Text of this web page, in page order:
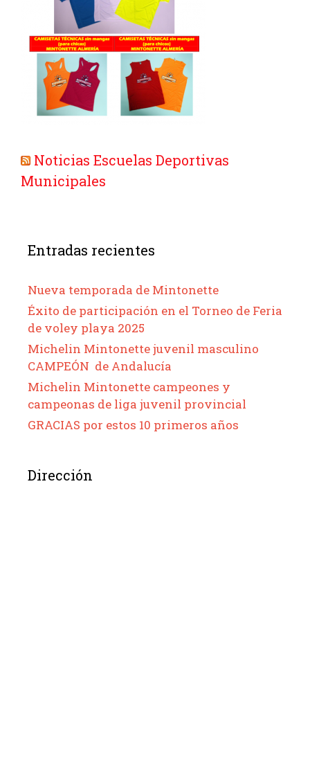
Noticias Escuelas Deportivas
Municipales
Entradas recientes
Nueva temporada de Mintonette
Éxito de participación en el Torneo de Feria
de voley playa 2025
Michelin Mintonette juvenil masculino
CAMPEÓN de Andalucía
Michelin Mintonette campeones y
campeonas de liga juvenil provincial
GRACIAS por estos 10 primeros años
Dirección